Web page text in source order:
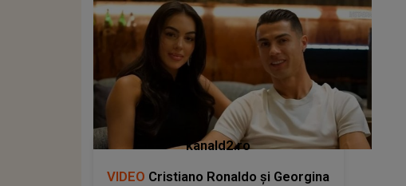
kanald2.ro
VIDEO Cristiano Ronaldo și Georgina